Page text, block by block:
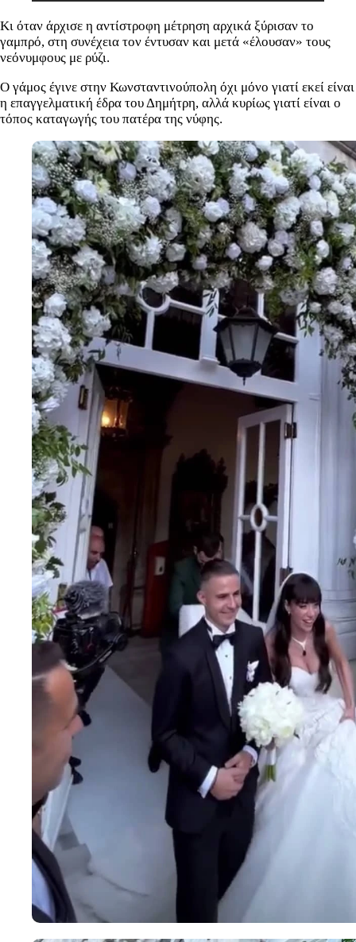
Κι όταν άρχισε η αντίστροφη μέτρηση αρχικά ξύρισαν το
γαμπρό, στη συνέχεια τον έντυσαν και μετά «έλουσαν» τους
νεόνυμφους με ρύζι.
Ο γάμος έγινε στην Κωνσταντινούπολη όχι μόνο γιατί εκεί είναι
η επαγγελματική έδρα του Δημήτρη, αλλά κυρίως γιατί είναι ο
τόπος καταγωγής του πατέρα της νύφης.